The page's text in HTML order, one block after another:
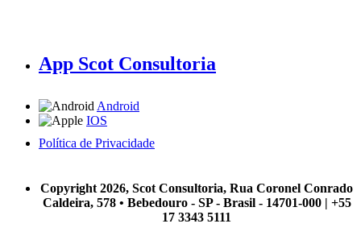
App Scot Consultoria
Android
IOS
Política de Privacidade
Copyright 2026, Scot Consultoria, Rua Coronel Conrado
Caldeira, 578 • Bebedouro - SP - Brasil - 14701-000 | +55
17 3343 5111